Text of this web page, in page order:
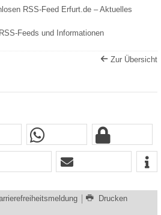
RSS-Feed Erfurt.de – Aktuelles
Feeds und Informationen
Zur Übersicht
Drucken